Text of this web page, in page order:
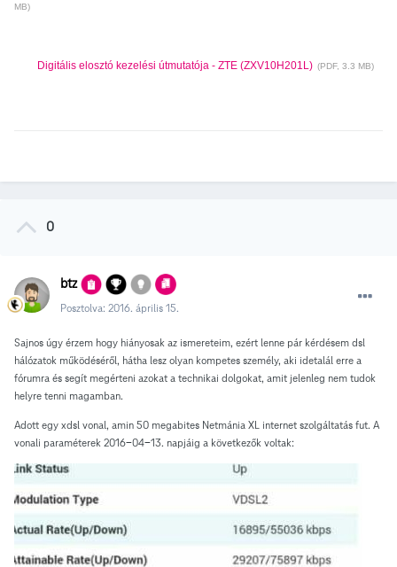
MB)
Digitális elosztó kezelési útmutatója - ZTE (ZXV10H201L) (PDF, 3.3 MB)
0
btz
Posztolva: 2016. április 15.
Sajnos úgy érzem hogy hiányosak az ismereteim, ezért lenne pár kérdésem dsl
hálózatok működéséről, hátha lesz olyan kompetes személy, aki idetalál erre a
fórumra és segít megérteni azokat a technikai dolgokat, amit jelenleg nem tudok
helyre tenni magamban.
Adott egy xdsl vonal, amin 50 megabites Netmánia XL internet szolgáltatás fut. A
vonali paraméterek 2016-04-13. napjáig a következők voltak: